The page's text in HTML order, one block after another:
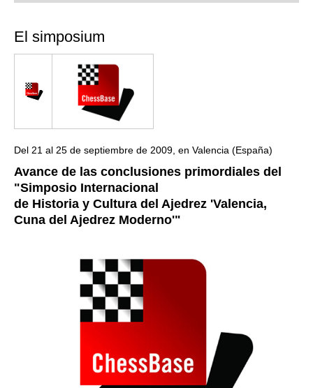
train more efficiently, intelligently and with a
El simposium
Del 21 al 25 de septiembre de 2009, en Valencia (España)
Avance de las conclusiones primordiales del
"Simposio Internacional
de Historia y Cultura del Ajedrez 'Valencia,
Cuna del Ajedrez Moderno'"